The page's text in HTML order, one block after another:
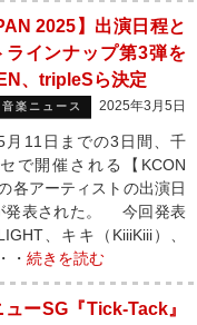
2025】出演日程と
ラインナップ第3弾を
、tripleSら決定
音楽ニュース 2025年3月5日
11日までの3日間、千
で開催される【KCON
各アーティストの出演日
発表された。 今回発表
、キキ（KiiiKiii）、
・ 続きを読む
ーSG『Tick-Tack』